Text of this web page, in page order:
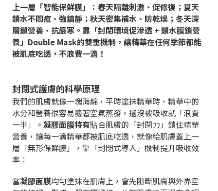
上一層「智能保鮮膜」：春天隔離刺激、促修復；夏天
鎖水不悶痘、強鎮靜；秋天密集補水、防乾燥；冬天深
層鎖營養、抗嚴寒。靠「封閉環境促滲透 + 鎖水膜鎖營
養」 Double Mask的雙重機制，讓精華在任何季節都能
被肌底吃透，不浪費一滴！
封閉式護膚的科學原理
我們的肌膚就像一塊海綿，平時塗抹精華時，精華中的
水分和營養很容易隨著空氣蒸發，還沒被吸收就「浪費
一半」。 凝膠面膜特有貼合肌膚的「封閉力」鎖住精華
營養，讓每一滴精華都被肌底吃透，就像給肌膚蓋上一
層「無形保鮮膜」，靠「封閉式導入」機制提升吸收效
率：
當凝膠面膜均勻塗抹在肌膚上，會先阻斷肌膚與外界空